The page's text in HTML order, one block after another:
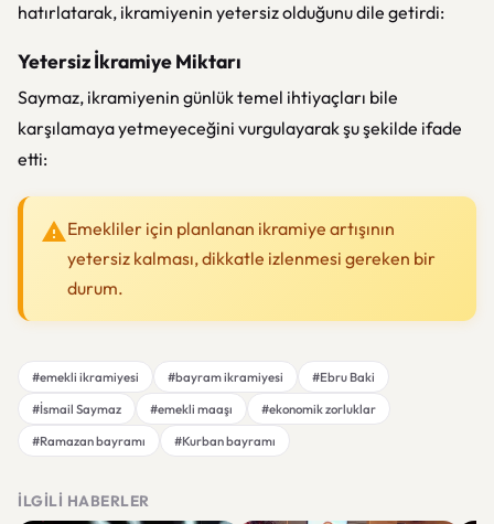
hatırlatarak, ikramiyenin yetersiz olduğunu dile getirdi:
Yetersiz İkramiye Miktarı
Saymaz, ikramiyenin günlük temel ihtiyaçları bile
karşılamaya yetmeyeceğini vurgulayarak şu şekilde ifade
etti:
Emekliler için planlanan ikramiye artışının
yetersiz kalması, dikkatle izlenmesi gereken bir
durum.
#emekli ikramiyesi #bayram ikramiyesi
#Ebru Baki
#İsmail Saymaz
#emekli maaşı
#ekonomik zorluklar
#Ramazan bayramı
#Kurban bayramı
İLGILI HABERLER